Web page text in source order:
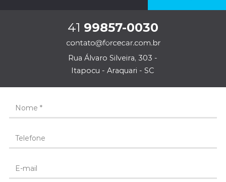
41 99857-0030
Rua Álvaro Silveira, 303 -
Itapocu - Araquari - SC